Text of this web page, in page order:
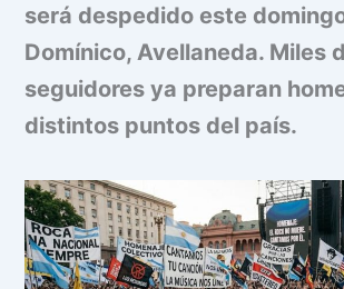
será despedido este
Domínico, Avellaneda. Miles
seguidores ya preparan
distintos puntos del país.